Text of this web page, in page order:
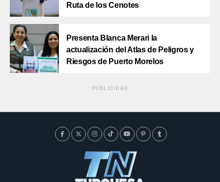
Ruta de los Cenotes
Presenta Blanca Merari la
actualización del Atlas de Peligros y
Riesgos de Puerto Morelos
PUBLICIDAD